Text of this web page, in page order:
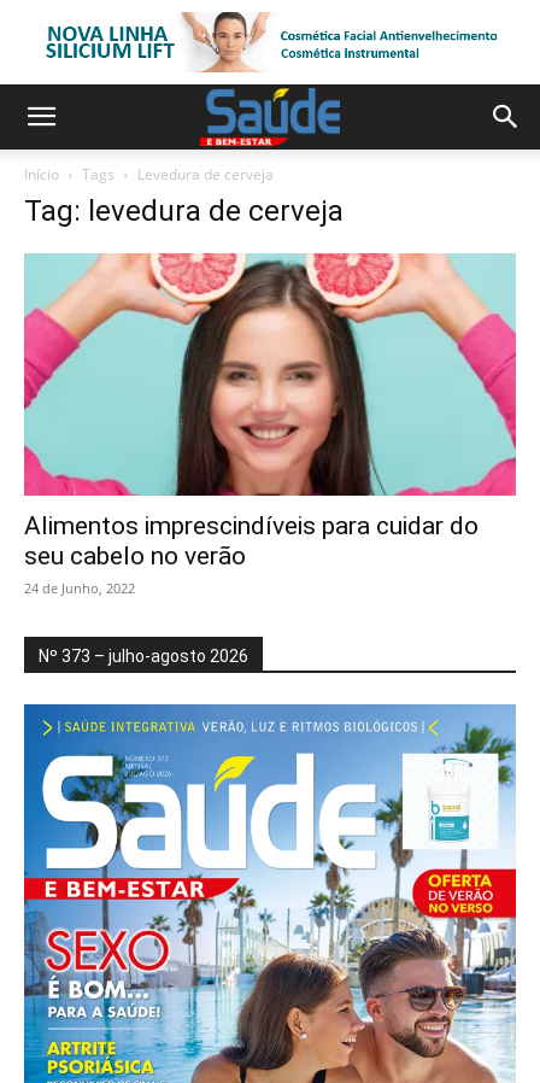
Início Tags Levedura de cerveja
Tag: levedura de cerveja
Alimentos imprescindíveis para cuidar do
seu cabelo no verão
24 de Junho, 2022
Nº 373 – julho-agosto 2026